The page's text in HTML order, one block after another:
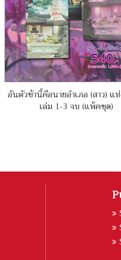
อันตัวข้านี้คือนายอำเภอ (สาว) แห่
เล่ม 1-3 จบ (แพ็คชุด)